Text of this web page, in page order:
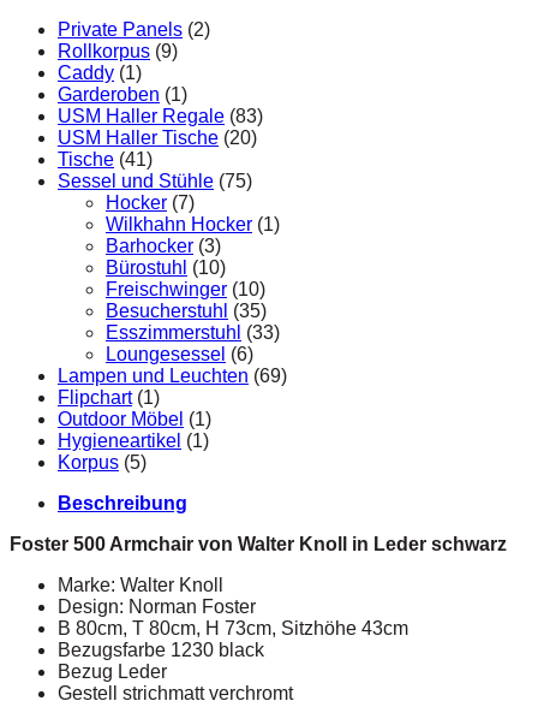
Private Panels (2)
Rollkorpus (9)
Caddy (1)
Garderoben (1)
USM Haller Regale (83)
USM Haller Tische (20)
Tische (41)
Sessel und Stühle (75)
Hocker (7)
Wilkhahn Hocker (1)
Barhocker (3)
Bürostuhl (10)
Freischwinger (10)
Besucherstuhl (35)
Esszimmerstuhl (33)
Loungesessel (6)
Lampen und Leuchten (69)
Flipchart (1)
Outdoor Möbel (1)
Hygieneartikel (1)
Korpus (5)
Beschreibung
Foster 500 Armchair von Walter Knoll in Leder schwarz
Marke: Walter Knoll
Design: Norman Foster
B 80cm, T 80cm, H 73cm, Sitzhöhe 43cm
Bezugsfarbe 1230 black
Bezug Leder
Gestell strichmatt verchromt